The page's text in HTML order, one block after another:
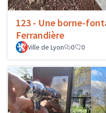
123 - Une borne-
Ferrandière
Ville de Lyon 0 0